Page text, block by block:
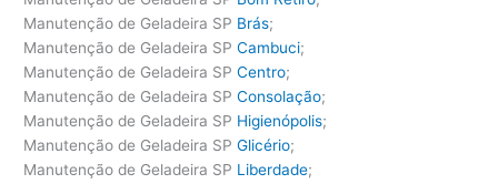
Manutenção de Geladeira SP Brás;
Manutenção de Geladeira SPCambuci;
Manutenção de Geladeira SPCentro;
Manutenção de Geladeira SPConsolação;
Manutenção de Geladeira SP Higienópolis;
Manutenção de Geladeira SPGlicério;
Manutenção de Geladeira SP Liberdade;